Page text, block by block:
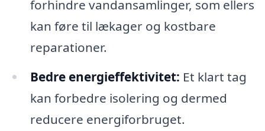
forhindre vandansamlinger, som ellers
kan føre til lækager og kostbare
reparationer.
Bedre energieffektivitet: Et klart tag
kan forbedre isolering og dermed
reducere energiforbruget.